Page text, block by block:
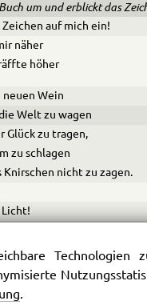
um und erblickt das
auf mich ein!
näher
höher
neuen Wein
Welt zu wagen
Glück zu tragen,
zu schlagen
Knirschen nicht zu zagen.
Licht!
Stralen
herab
.